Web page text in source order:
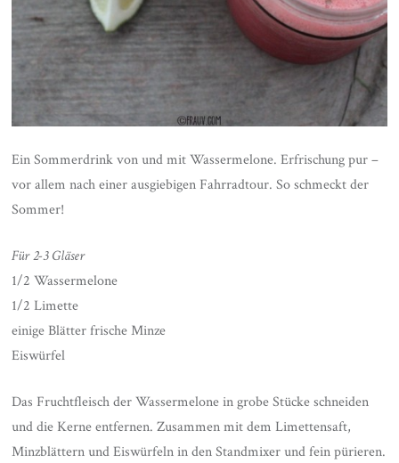
Ein Sommerdrink von und mit Wassermelone. Erfrischung pur –
vor allem nach einer ausgiebigen Fahrradtour. So schmeckt der
Sommer!
Für 2-3 Gläser
1/2 Wassermelone
1/2 Limette
einige Blätter frische Minze
Eiswürfel
Das Fruchtfleisch der Wassermelone in grobe Stücke schneiden
und die Kerne entfernen. Zusammen mit dem Limettensaft,
Minzblättern und Eiswürfeln in den Standmixer und fein pürieren.